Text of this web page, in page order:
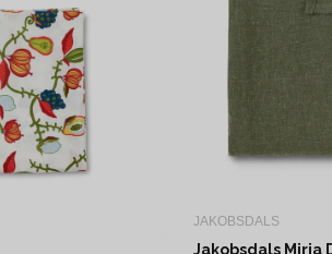
JAKOBSDALS